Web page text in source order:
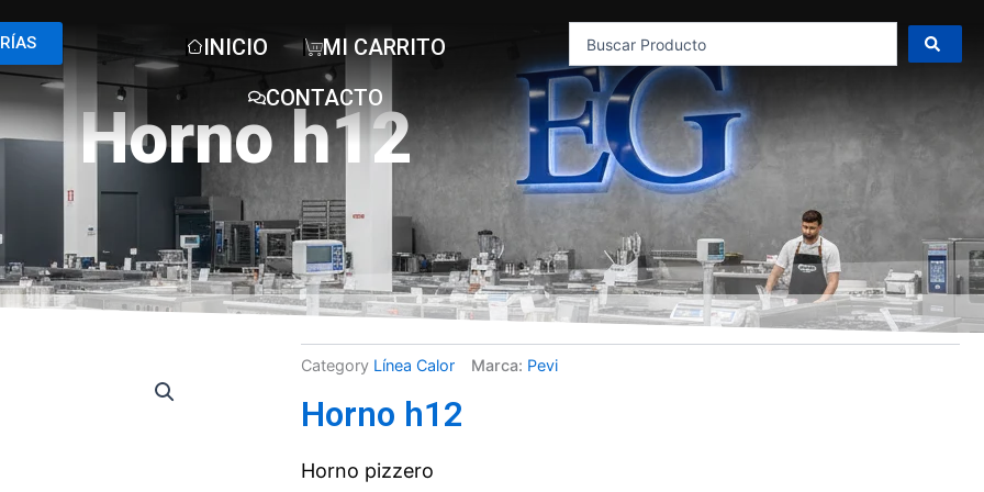
INICIO
MI CARRITO
CONTACTO
Horno h12
Category Línea Calor Marca: Pevi
Horno h12
Horno pizzero